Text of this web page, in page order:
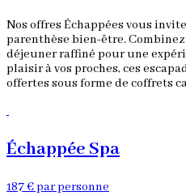
Nos offres Échappées vous
parenthèse bien-être.
déjeuner raffiné pour une
plaisir à vos proches, ces
offertes sous forme de coffrets
Échappée Spa
187 € par personne